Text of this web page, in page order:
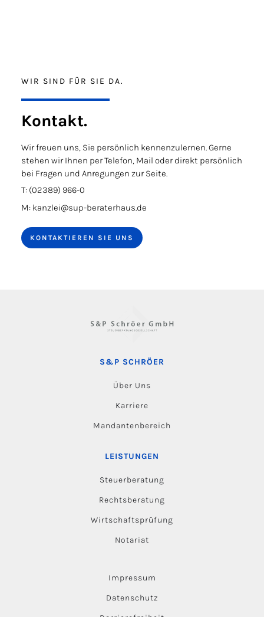
WIR SIND FÜR SIE DA.
Kontakt.
Wir freuen uns, Sie persönlich kennenzulernen. Gerne
stehen wir Ihnen per Telefon, Mail oder direkt persönlich
bei Fragen und Anregungen zur Seite.
T: (02389) 966-0
M: kanzlei@sup-beraterhaus.de
KONTAKTIEREN SIE UNS
S&P SCHRÖER
Über Uns
Karriere
Mandantenbereich
LEISTUNGEN
Steuerberatung
Rechtsberatung
Wirtschaftsprüfung
Notariat
Impressum
Datenschutz